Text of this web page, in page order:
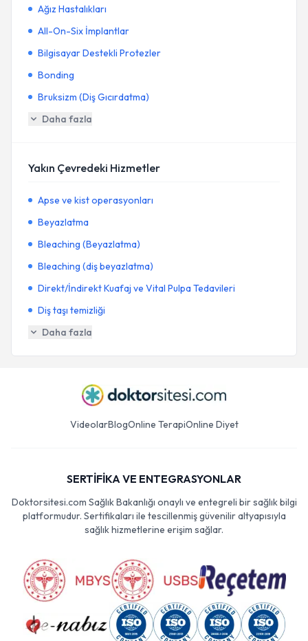
Ağız Hastalıkları
All-On-Six İmplantlar
Bilgisayar Destekli Protezler
Bonding
Bruksizm (Diş Gıcırdatma)
Daha fazla
Yakın Çevredeki Hizmetler
Apse ve kist operasyonları
Beyazlatma
Bleaching (Beyazlatma)
Bleaching (diş beyazlatma)
Direkt/İndirekt Kuafaj ve Vital Pulpa Tedavileri
Diş taşı temizliği
Daha fazla
VideolarBlogOnline TerapiOnline Diyet
SERTİFİKA VE ENTEGRASYONLAR
Doktorsitesi.com Sağlık Bakanlığı onaylı ve entegreli bir sağlık bilgi
platformudur. Sertifikaları ile tescillenmiş güvenilir altyapısıyla
sağlık hizmetlerine erişim sağlar.